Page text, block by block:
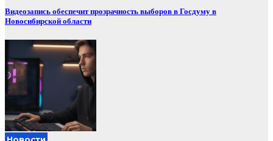
Видеозапись обеспечит прозрачность выборов в Госдуму в
Новосибирской области